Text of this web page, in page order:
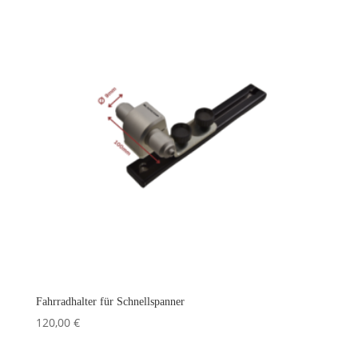
Fahrradhalter für Schnellspanner
120,00 €